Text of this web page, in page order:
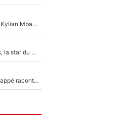
Loin du Real Madrid et du PSG, les inséparables Kylian Mbappé et Achraf Hakimi changent d'équipe le temps d'une journée !
Antoine Dupont en deuil : Pendant ses vacances, la star du XV de France a perdu sa grand-mère
«Je ne sais pas pourquoi j’ai dit ça...» : Kylian Mbappé raconte sa première rencontre avec Zinédine Zidane (et c’est très drôle)